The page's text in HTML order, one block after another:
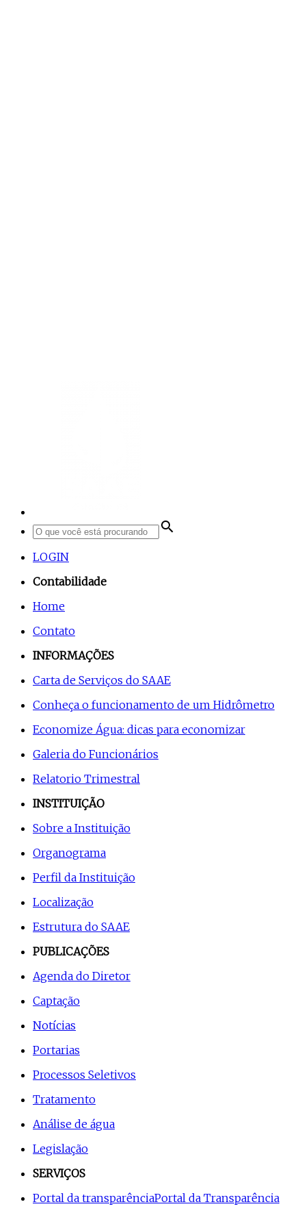
search
LOGIN
Contabilidade
Home
Contato
INFORMAÇÕES
Carta de Serviços do SAAE
Conheça o funcionamento de um Hidrômetro
Economize Água: dicas para economizar
Galeria do Funcionários
Relatorio Trimestral
INSTITUIÇÃO
Sobre a Instituição
Organograma
Perfil da Instituição
Localização
Estrutura do SAAE
PUBLICAÇÕES
Agenda do Diretor
Captação
Notícias
Portarias
Processos Seletivos
Tratamento
Análise de água
Legislação
SERVIÇOS
Portal da transparênciaPortal da Transparência